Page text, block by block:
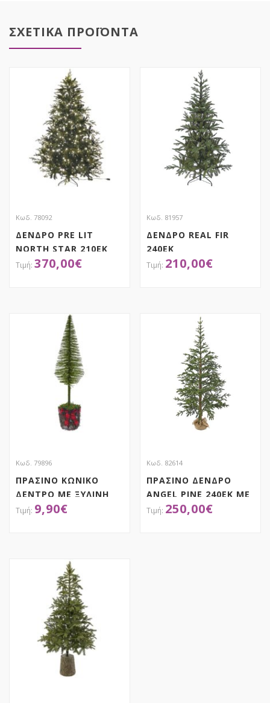
ΣΧΕΤΙΚΑ ΠΡΟΪΟΝΤΑ
Κωδ. 78092
ΔΕΝΔΡΟ PRE LIT
NORTH STAR 210EK
ME 450 ΛΕΥΚΑ LED
370,00€
Κωδ. 81957
ΔΕΝΔΡΟ REAL FIR
240EK
210,00€
Κωδ. 79896
ΠΡΑΣΙΝΟ ΚΩΝΙΚΟ
ΔΕΝΤΡΟ ΜΕ ΞΥΛΙΝΗ
ΒΑΣΗ 18X67EK
9,90€
Κωδ. 82614
ΠΡΑΣΙΝΟ ΔΕΝΔΡΟ
ANGEL PINE 240ΕΚ ΜΕ
ΠΛΑΣΤΙΚΑ ΚΛΑΔΙΑ ΣΕ
250,00€